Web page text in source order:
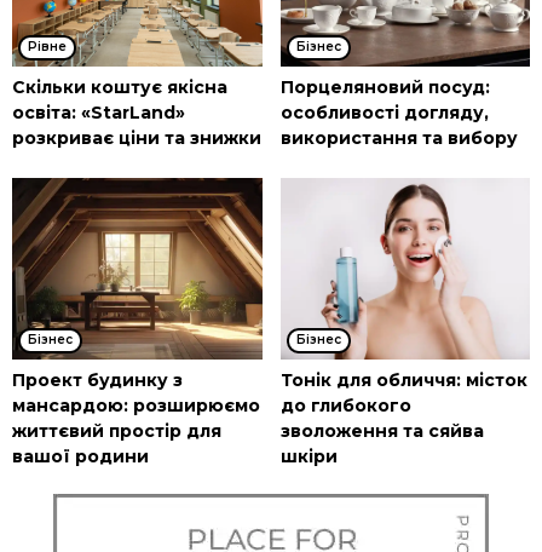
Рівне
Скільки коштує якісна
освіта: «StarLand»
розкриває ціни та знижки
Бізнес
Порцеляновий посуд:
особливості догляду,
використання та вибору
Бізнес
Проект будинку з
мансардою: розширюємо
життєвий простір для
вашої родини
Бізнес
Тонік для обличчя: місток
до глибокого
зволоження та сяйва
шкіри